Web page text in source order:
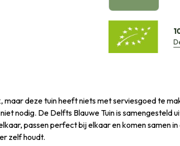
deze tuin heeft niets met serviesgoed te
nodig. De Delfts Blauwe Tuin is
passen perfect bij elkaar en komen samen
zelf houdt.